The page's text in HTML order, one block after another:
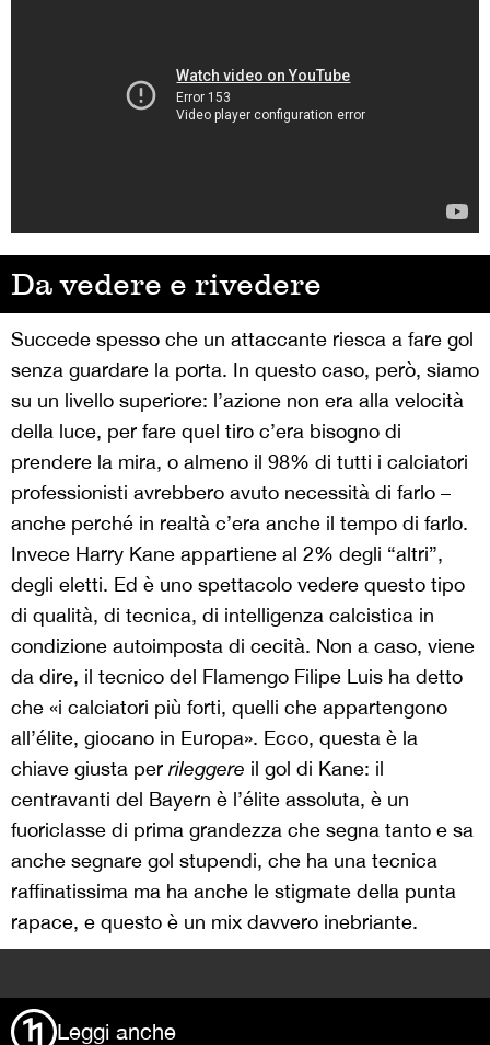
Da vedere e rivedere
Succede spesso che un attaccante riesca a fare gol
senza guardare la porta. In questo caso, però, siamo
su un livello superiore: l’azione non era alla velocità
della luce, per fare quel tiro c’era bisogno di
prendere la mira, o almeno il 98% di tutti i calciatori
professionisti avrebbero avuto necessità di farlo –
anche perché in realtà c’era anche il tempo di farlo.
Invece Harry Kane appartiene al 2% degli “altri”,
degli eletti. Ed è uno spettacolo vedere questo tipo
di qualità, di tecnica, di intelligenza calcistica in
condizione autoimposta di cecità. Non a caso, viene
da dire, il tecnico del Flamengo Filipe Luis ha detto
che «i calciatori più forti, quelli che appartengono
all’élite, giocano in Europa». Ecco, questa è la
chiave giusta per rileggere il gol di Kane: il
centravanti del Bayern è l’élite assoluta, è un
fuoriclasse di prima grandezza che segna tanto e sa
anche segnare gol stupendi, che ha una tecnica
raffinatissima ma ha anche le stigmate della punta
rapace, e questo è un mix davvero inebriante.
Leggi anche